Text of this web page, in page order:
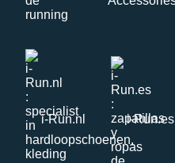
i-Run.nl i-Run.es